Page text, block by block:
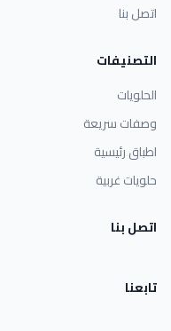
اتصل بنا
التصنيفات
الحلويات
وصفات سريعة
اطباق رئيسية
حلويات غربية
اتصل بنا
تابعنا